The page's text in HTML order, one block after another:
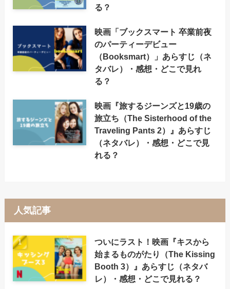
る？
映画「ブックスマート 卒業前夜
のパーティーデビュー
（Booksmart）」あらすじ（ネ
タバレ）・感想・どこで見れ
る？
映画『旅するジーンズと19歳の
旅立ち（The Sisterhood of the
Traveling Pants 2）』あらすじ
（ネタバレ）・感想・どこで見
れる？
人気記事
ついにラスト！映画『キスから
始まるものがたり（The Kissing
Booth 3）』あらすじ（ネタバ
レ）・感想・どこで見れる？